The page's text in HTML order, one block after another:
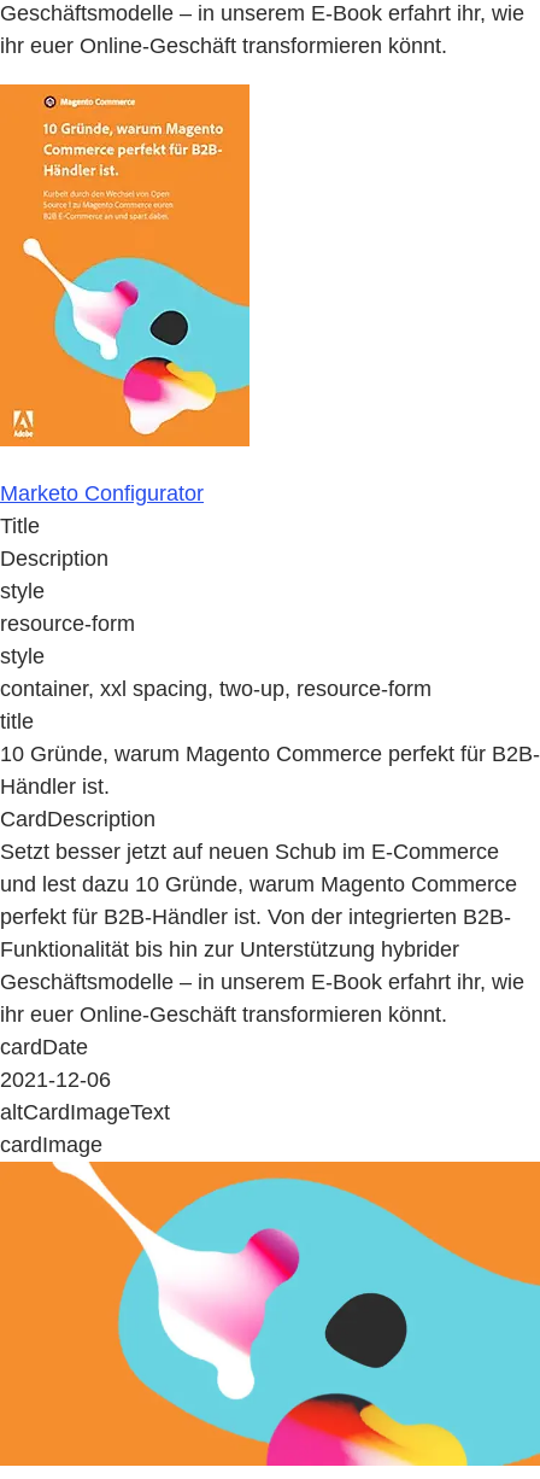
Geschäftsmodelle – in unserem E-Book erfahrt ihr, wie
ihr euer Online-Geschäft transformieren könnt.
Marketo Configurator
Title
Description
style
resource-form
style
container, xxl spacing, two-up, resource-form
title
10 Gründe, warum Magento Commerce perfekt für B2B-
Händler ist.
CardDescription
Setzt besser jetzt auf neuen Schub im E-Commerce
und lest dazu 10 Gründe, warum Magento Commerce
perfekt für B2B-Händler ist. Von der integrierten B2B-
Funktionalität bis hin zur Unterstützung hybrider
Geschäftsmodelle – in unserem E-Book erfahrt ihr, wie
ihr euer Online-Geschäft transformieren könnt.
cardDate
2021-12-06
altCardImageText
cardImage